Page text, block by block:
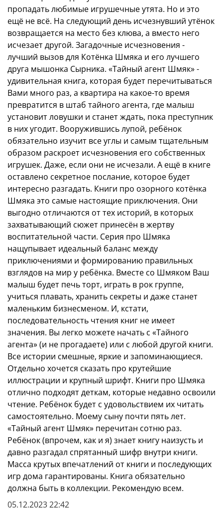
пропадать любимые игрушечные утята. Но и это
ещё не всё. На следующий день исчезнувший утёнок
возвращается на место без клюва, а вместо него
исчезает другой. Загадочные исчезновения -
лучший вызов для Котёнка Шмяка и его лучшего
друга мышонка Сырника. «Тайный агент Шмяк» -
удивительная книга, которая будет перечитываться
Вами много раз, а квартира на какое-то время
превратится в штаб тайного агента, где малыш
установит ловушки и станет ждать, пока преступник
в них угодит. Вооружившись лупой, ребёнок
обязательно изучит все углы и самым тщательным
образом раскроет исчезновения его собственных
игрушек. Даже, если они не исчезали. А ещё в книге
оставлено секретное послание, которое будет
интересно разгадать. Книги про озорного котёнка
Шмяка это самые настоящие приключения. Они
выгодно отличаются от тех историй, в которых
захватывающий сюжет принесён в жертву
воспитательной части. Серия про Шмяка
нащупывает идеальный баланс между
приключениями и формированию правильных
взглядов на мир у ребёнка. Вместе со Шмяком Ваш
малыш будет печь торт, играть в рок группе,
учиться плавать, хранить секреты и даже станет
маленьким бизнесменом. И, кстати,
последовательность чтения книг не имеет
значения. Вы легко можете начать с «Тайного
агента» (и не прогадаете) или с любой другой книги.
Все истории смешные, яркие и запоминающиеся.
Отдельно хочется сказать про крутейшие
иллюстрации и крупный шрифт. Книги про Шмяка
отлично подходят деткам, которые недавно освоили
чтение. Ребёнок будет с удовольствием их читать
самостоятельно. Моему сыну почти пять лет.
«Тайный агент Шмяк» перечитан сотню раз.
Ребёнок (впрочем, как и я) знает книгу наизусть и
давно разгадал спрятанный шифр внутри книги.
Масса крутых впечатлений от книги и последующих
игр дома гарантированы. Книга обязательно
должна быть в коллекции. Рекомендую всем.
05.12.2023 22:42